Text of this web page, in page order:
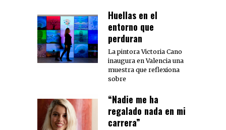
Huellas en el
entorno que
perduran
La pintora Victoria Cano
inaugura en Valencia una
muestra que reflexiona
sobre
“Nadie me ha
regalado nada en mi
carrera”